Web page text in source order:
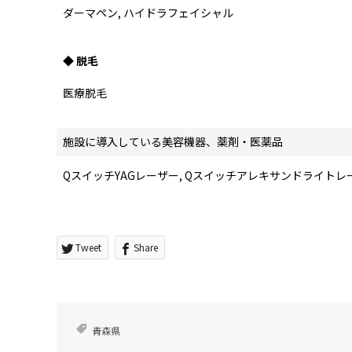
ダーマペン, ハイドラフェイシャル
◆ 脱毛
医療脱毛
施設に導入している美容機器、薬剤・医薬品
QスイッチYAGレーザー, Qスイッチアレキサンドライトレ
Tweet Share
青森県